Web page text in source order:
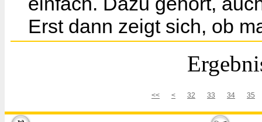
Erst dann zeigt sich, ob
<< < 32 33 34 35